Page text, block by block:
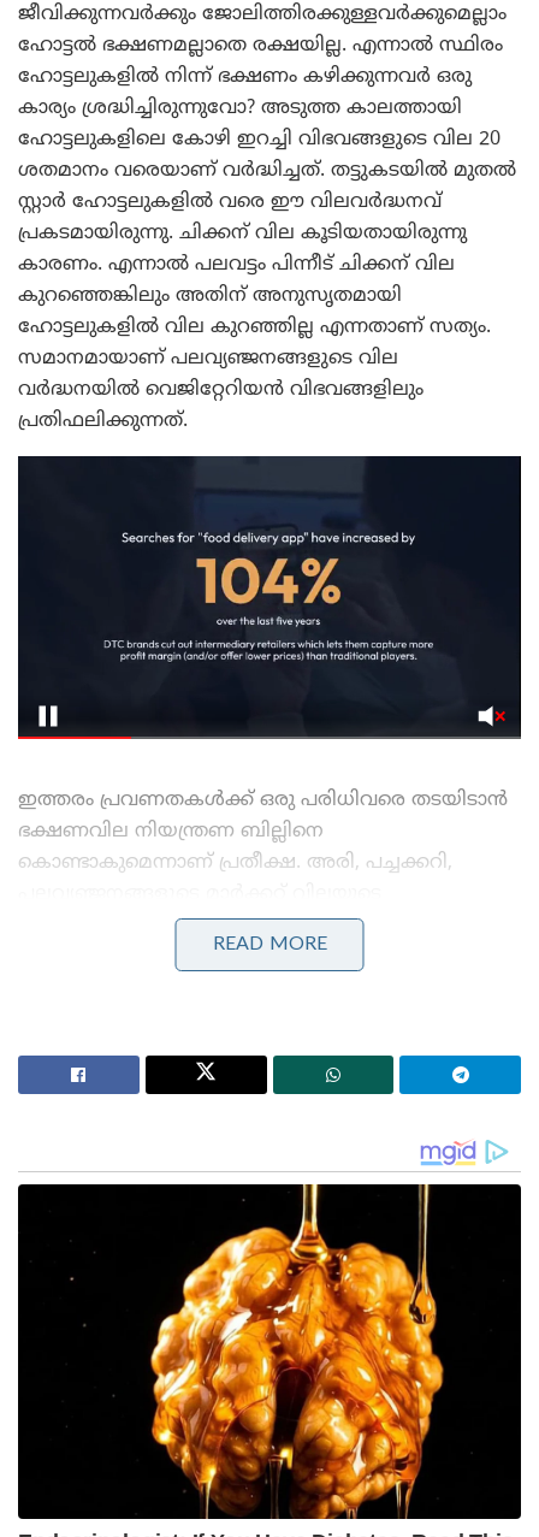
ജീവിക്കുന്നവർക്കും ജോലിത്തിരക്കുള്ളവർക്കുമെല്ലാം
ഹോട്ടൽ ഭക്ഷണമല്ലാതെ രക്ഷയില്ല. എന്നാൽ സ്ഥിരം
ഹോട്ടലുകളിൽ നിന്ന് ഭക്ഷണം കഴിക്കുന്നവർ ഒരു
കാര്യം ശ്രദ്ധിച്ചിരുന്നുവോ? അടുത്ത കാലത്തായി
ഹോട്ടലുകളിലെ കോഴി ഇറച്ചി വിഭവങ്ങളുടെ വില 20
ശതമാനം വരെയാണ് വർദ്ധിച്ചത്. തട്ടുകടയിൽ മുതൽ
സ്റ്റാർ ഹോട്ടലുകളിൽ വരെ ഈ വിലവർദ്ധനവ്
പ്രകടമായിരുന്നു. ചിക്കന് വില കൂടിയതായിരുന്നു
കാരണം. എന്നാൽ പലവട്ടം പിന്നീട് ചിക്കന് വില
കുറഞ്ഞെങ്കിലും അതിന് അനുസൃതമായി
ഹോട്ടലുകളിൽ വില കുറഞ്ഞില്ല എന്നതാണ് സത്യം.
സമാനമായാണ് പലവ്യഞ്ജനങ്ങളുടെ വില
വർദ്ധനയിൽ വെജിറ്റേറിയൻ വിഭവങ്ങളിലും
പ്രതിഫലിക്കുന്നത്.
ഇത്തരം പ്രവണതകൾക്ക് ഒരു പരിധിവരെ തടയിടാൻ
ഭക്ഷണവില നിയന്ത്രണ ബില്ലിനെ
കൊണ്ടാകുമെന്നാണ് പ്രതീക്ഷ. അരി, പച്ചക്കറി,
ഏറ്റക്കുറച്ചിലുകളുടെ അടിസ്ഥാനത്തിൽ ഹോട്ടൽ
ഭക്ഷണ സാധനങ്ങളുടെ വില നിശ്ചയിക്കണമെന്നാണ്
Stories you may like
ചെന്നിത്തല!
‘വടക്കൻ ജില്ലകളിൽ പ്രളയസമാന സാഹചര്യം; 4
ജില്ലകളിൽ റെഡ് അലർട്ട്!’: ബംഗാൾ ഉൾക്കടലിൽ
ന്യൂനമർദ്ദ സാദ്ധ്യത; കടലിൽ പോകരുതെന്ന് നിർദ്ദേശം!
ഓരോ മൂന്നു മാസം കഴിയുമ്പോഴും
ഭക്ഷ്യവസ്തുക്കളുടെ വിലയിൽ മാറ്റം ഉണ്ടായാൽ
മാത്രമേ ഭക്ഷണസാധനങ്ങളുടെ വിലയിലും മാറ്റം വരൂ
അത്രേ.ഭക്ഷ്യമന്ത്രി ജി.ആർ.അനിൽ
മുൻകൈയെടുത്താണ് ഇപ്പോൾ ബില്ല് കൊണ്ടുവരാൻ
ശ്രമിക്കുന്നത്. ഹോട്ടൽ ഉടമകളുടെ ന്യായമായ
ആവശ്യങ്ങൾകൂടി പരിഗണിച്ചാകും ബില്ലിലെ
READ MORE